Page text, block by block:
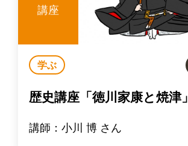
講座
学ぶ
歴史講座「徳川家康と焼津」
講師：小川 博 さん